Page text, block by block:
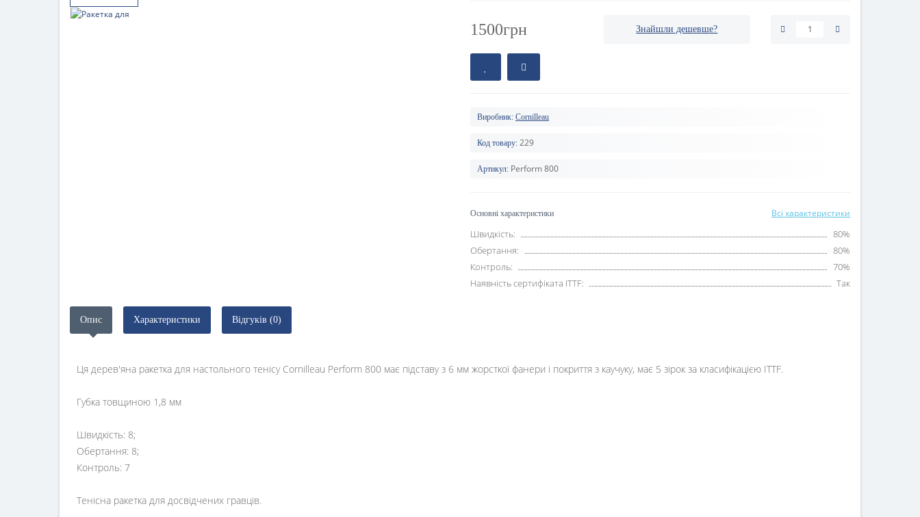
1500грн Знайшли дешевше?
Виробник: Cornilleau
Код товару: 229
Артикул: Perform 800
Основні характеристики Всі характеристики
Швидкість:
80%
Обертання:
80%
Контроль:
70%
Наявність сертифіката ITTF:
Так
Опис Характеристики Відгуків (0)
Ця дерев'яна ракетка для настольного тенісу Cornilleau Perform 800 має підставу з 6 мм жорсткої фанери і покриття з каучуку, має 5 зірок за класифікацією ITTF.
Губка товщиною 1,8 мм
Швидкість: 8;
Обертання: 8;
Контроль: 7
Тенісна ракетка для досвідчених гравців.